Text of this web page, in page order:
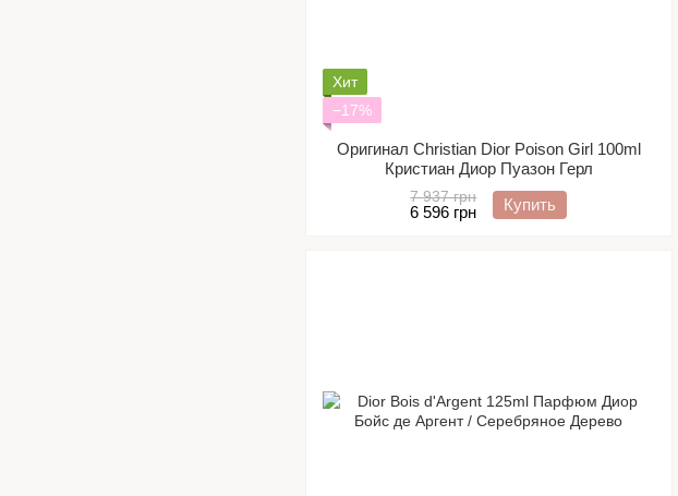
Хит
−17%
Оригинал Christian Dior Poison Girl 100ml
Кристиан Диор Пуазон Герл
7 937 грн
6 596 грн Купить